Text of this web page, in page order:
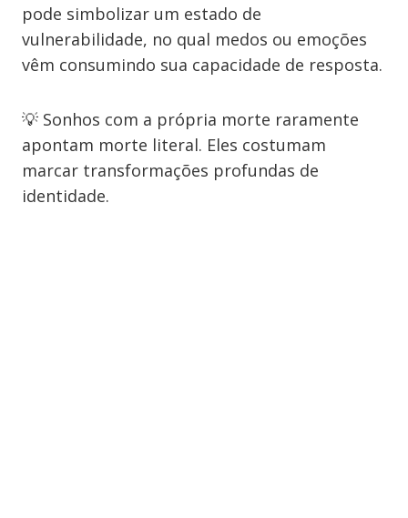
pode simbolizar um estado de
vulnerabilidade, no qual medos ou emoções
vêm consumindo sua capacidade de resposta.
💡 Sonhos com a própria morte raramente
apontam morte literal. Eles costumam
marcar transformações profundas de
identidade.